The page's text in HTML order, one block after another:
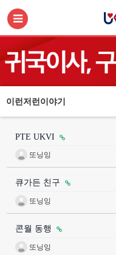
이런저런이야기
PTE UKVI
또닝잉
큐가든 친구
또닝잉
콘월 동행
또닝잉